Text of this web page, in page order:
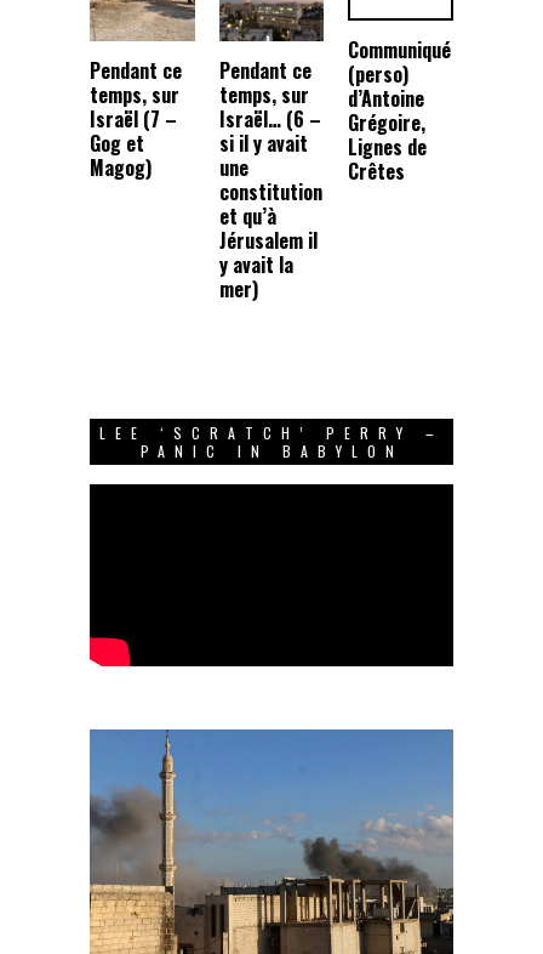
Pendant ce
temps, sur
Israël (7 –
Gog et
Magog)
Pendant ce
temps, sur
Israël… (6 –
si il y avait
une
constitution
et qu’à
Jérusalem il
y avait la
mer)
Communiqué
(perso)
d’Antoine
Grégoire,
Lignes de
Crêtes
LEE ‘SCRATCH’ PERRY –
PANIC IN BABYLON